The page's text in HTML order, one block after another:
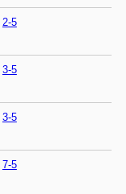
2-5
3-5
3-5
7-5